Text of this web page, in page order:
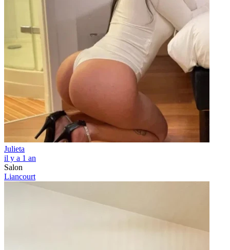
Julieta
il y a 1 an
Salon
Liancourt